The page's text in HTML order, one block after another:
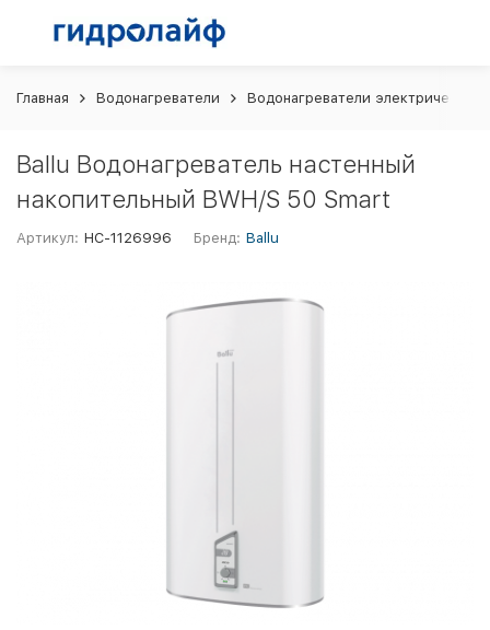
Главная Водонагреватели Водонагреватели электрические
Ballu Водонагреватель настенный
накопительный BWH/S 50 Smart
Артикул: НС-1126996 Бренд: Ballu